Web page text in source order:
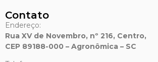
Contato
Endereço:
Rua XV de Novembro, nº 216, Centro,
CEP 89188-000 – Agronômica – SC